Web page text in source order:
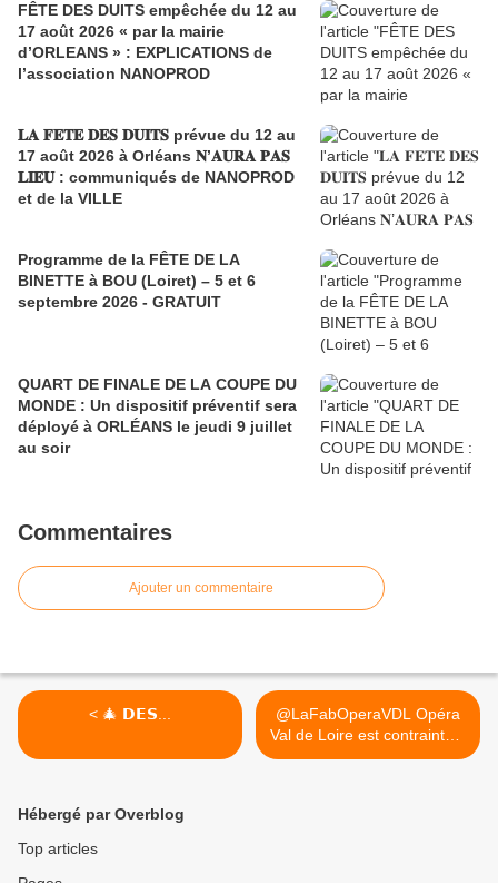
FÊTE DES DUITS empêchée du 12 au
17 août 2026 « par la mairie
d’ORLEANS » : EXPLICATIONS de
l’association NANOPROD
𝐋𝐀 𝐅𝐄𝐓𝐄 𝐃𝐄𝐒 𝐃𝐔𝐈𝐓𝐒 prévue du 12 au
17 août 2026 à Orléans 𝐍’𝐀𝐔𝐑𝐀 𝐏𝐀𝐒
𝐋𝐈𝐄𝐔 : communiqués de NANOPROD
et de la VILLE
Programme de la FÊTE DE LA
BINETTE à BOU (Loiret) – 5 et 6
septembre 2026 - GRATUIT
QUART DE FINALE DE LA COUPE DU
MONDE : Un dispositif préventif sera
déployé à ORLÉANS le jeudi 9 juillet
au soir
Commentaires
Ajouter un commentaire
< 🎄 𝗗𝗘𝗦...
@LaFabOperaVDL Opéra
Val de Loire est contrainte...
>
Hébergé par Overblog
Top articles